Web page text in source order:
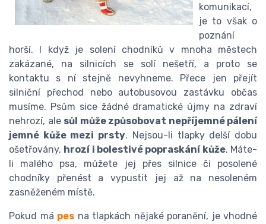
komunikací,
je to však o
poznání
horší. I když je solení chodníků v mnoha městech
zakázané, na silnicích se solí nešetří, a proto se
kontaktu s ní stejně nevyhneme. Přece jen přejít
silniční přechod nebo autobusovou zastávku občas
musíme. Psům sice žádné dramatické újmy na zdraví
nehrozí, ale sůl může způsobovat nepříjemné pálení
jemné kůže mezi prsty. Nejsou-li tlapky delší dobu
ošetřovány, hrozí i bolestivé popraskání kůže. Máte-
li malého psa, můžete jej přes silnice či posolené
chodníky přenést a vypustit jej až na nesoleném
zasněženém místě.
Pokud má pes na tlapkách nějaké poranění, je vhodné